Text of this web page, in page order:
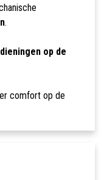
.
op de
comfort op de